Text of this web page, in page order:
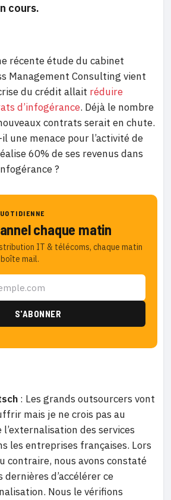
cours.
récente étude du cabinet
Management Consulting vient
du crédit allait réduire
d’infogérance. Déjà le nombre
contrats serait en chute.
une menace pour l’activité de
60% de ses revenus dans
?
chaque matin
IT & télécoms, chaque matin
mail.
: Les grands outsourcers vont
mais je ne crois pas au
des services
les entreprises françaises. Lors
contraire, nous avons constaté
dernières d’accélérer ce
Nous le vérifions